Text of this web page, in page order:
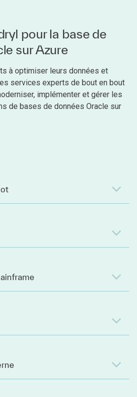
pour la base de
sur Azure
à optimiser leurs données et
services experts de bout en bout
implémenter et gérer les
de bases de données Oracle sur